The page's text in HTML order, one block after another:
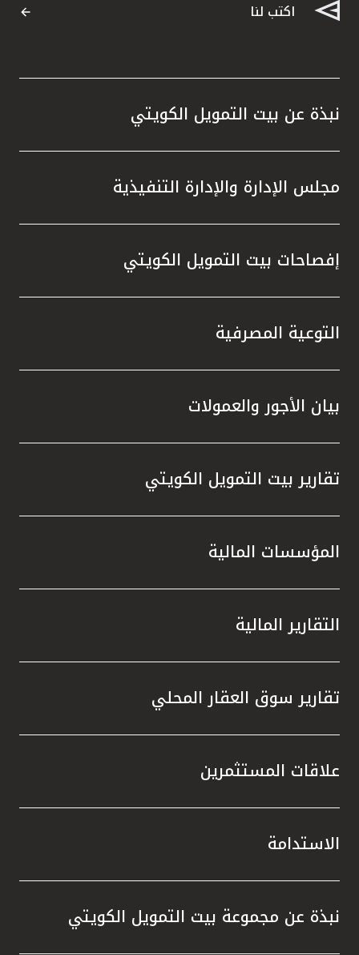
اكتب لنا
نبذة عن بيت التمويل الكويتي
مجلس الإدارة والإدارة التنفيذية
إفصاحات بيت التمويل الكويتي
التوعية المصرفية
بيان الأجور والعمولات
تقارير بيت التمويل الكويتي
المؤسسات المالية
التقارير المالية
تقارير سوق العقار المحلي
علاقات المستثمرين
الاستدامة
نبذة عن مجموعة بيت التمويل الكويتي